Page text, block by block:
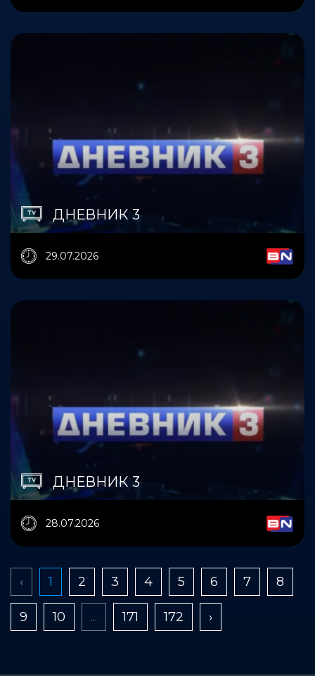
ДНЕВНИК 3
29.07.2026
ДНЕВНИК 3
28.07.2026
‹ 1 2 3 4 5 6 7 8
9 10 ... 171 172 ›